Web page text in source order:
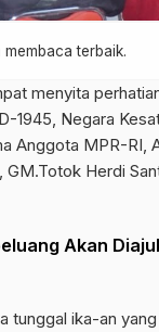
terbaik.
menyita
1945, Negara
Anggota MPR-RI,
GM.Totok Herdi
Akan
tunggal ika-an